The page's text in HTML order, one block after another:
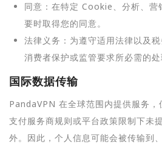
同意：在特定 Cookie、分析、营
要时取得您的同意。
法律义务：为遵守适用法律以及税
消费者保护或监管要求所必需的处
国际数据传输
PandaVPN 在全球范围内提供服务，
支付服务商规则或平台政策限制下未
外。因此，个人信息可能会被传输到